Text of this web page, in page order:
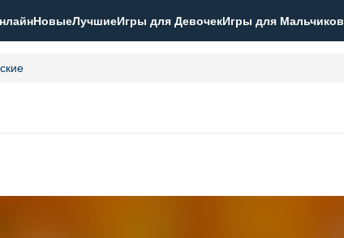
НовыеЛучшиеИгры для ДевочекИгры для Мальчиков